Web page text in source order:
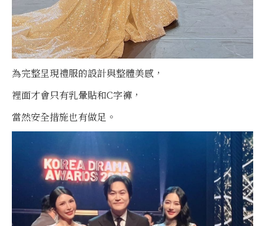
為完整呈現禮服的設計與整體美感，
裡面才會只有乳暈貼和C字褲，
當然安全措施也有做足。